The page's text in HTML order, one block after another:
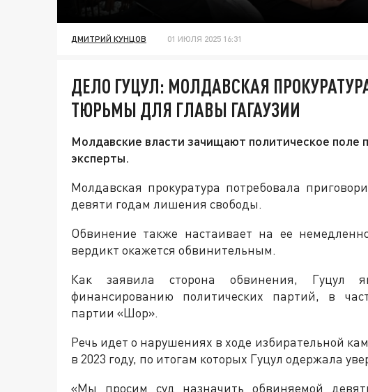
ДМИТРИЙ КУНЦОВ 01 ИЮЛЯ 2025 16:31
ДЕЛО ГУЦУЛ: МОЛДАВСКАЯ
ТЮРЬМЫ ДЛЯ ГЛАВЫ ГАГАУЗИИ
Молдавские власти зачищают политическое поле
эксперты.
Молдавская прокуратура потребовала
девяти годам лишения свободы.
Обвинение также настаивает на ее
вердикт окажется обвинительным.
Как заявила сторона обвинения, Гуцул
финансированию политических партий, в
партии «Шор».
Речь идет о нарушениях в ходе избирательной
в 2023 году, по итогам которых Гуцул одержала
«Мы просим суд назначить обвиняемой